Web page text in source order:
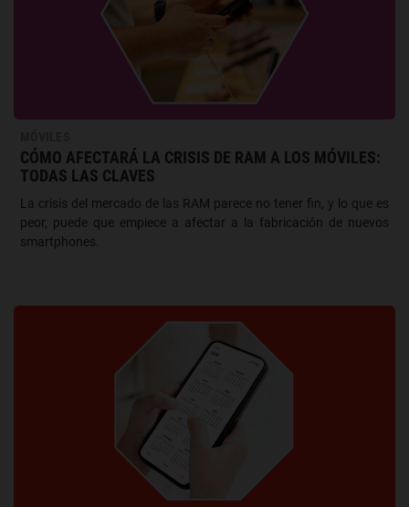
CÓMO AFECTARÁ LA CRISIS DE RAM A LOS MÓVILES:
TODAS LAS CLAVES
La crisis del mercado de las RAM parece no tener fin, y lo que es
peor, puede que empiece a afectar a la fabricación de nuevos
smartphones.